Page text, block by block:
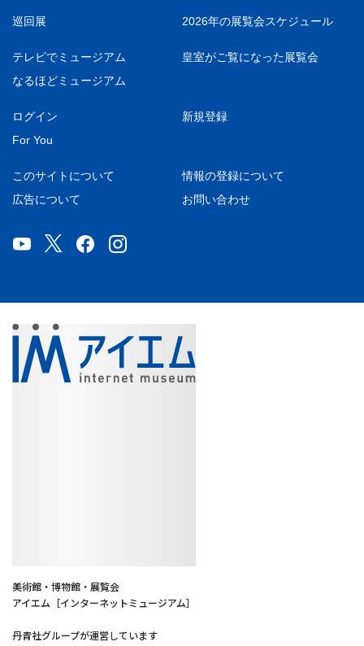
巡回展 2026年の展覧会スケジュール
テレビでミュージアム
皇室がご覧になった展覧会
なるほどミュージアム
ログイン
新規登録
For You
このサイトについて
情報の登録について
広告について
お問い合わせ
美術館・博物館・展覧会
アイエム［インターネットミュージアム］
丹青社グループが運営しています